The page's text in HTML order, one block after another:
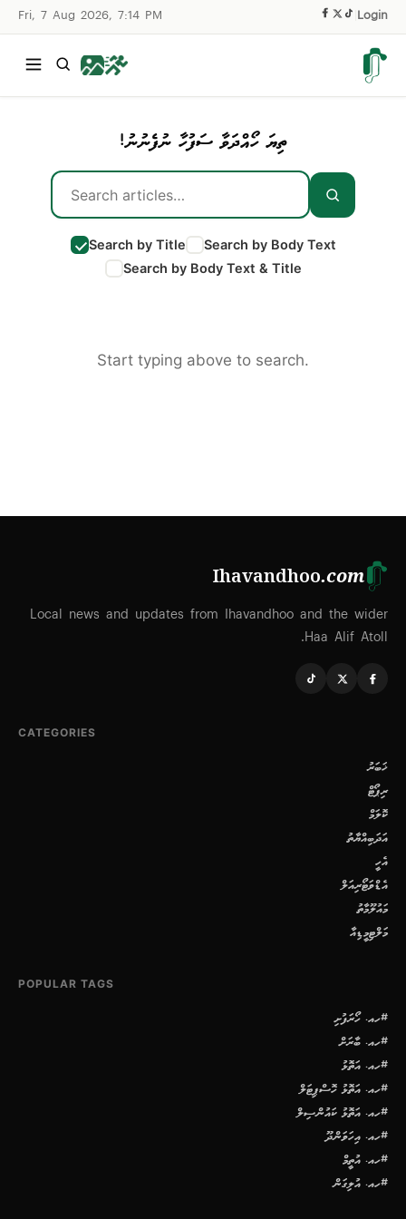
Fri, 7 Aug 2026, 7:14 PM Login
ތިޔަ ހޯއްދަވާ ސަފުހާ ނުފެނުނު!
Search by Title
Search by Body Text
Search by Body Text & Title
Start typing above to search.
Ihavandhoo.com
Local news and updates from Ihavandhoo and the wider
Haa Alif Atoll.
CATEGORIES
ޚަބަރު
ރިޕޯޓް
ކޮލަމް
އަދަބިއްޔާތު
އެހީ
އެޑްވަޓޯރިއަލް
މައުލޫމާތު
މަލްޓިމީޑިއާ
POPULAR TAGS
#ހއ. ހޯރަފުށި
#ހއ. ބާރަށް
#ހއ. އަތޮޅު
#ހއ. އަތޮޅު ހޮސްޕިޓަލް
#ހއ. އަތޮޅު ކައުންސިލް
#ހއ. އިހަވަންދޫ
#ހއ. އުތީމް
#ހއ. އުލިގަން